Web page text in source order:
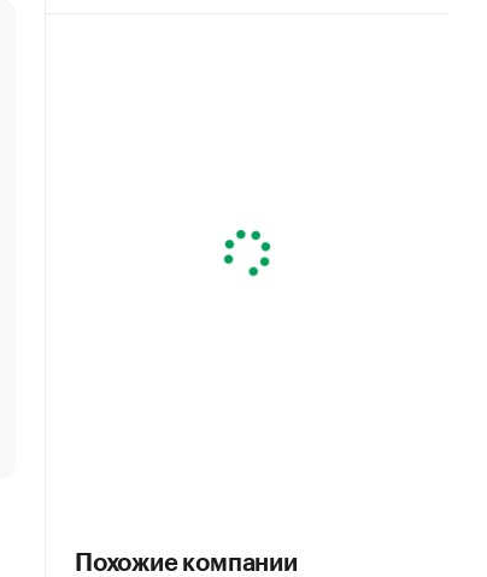
ЕС разрешил конфискацию российской нефти —
Похожие компании